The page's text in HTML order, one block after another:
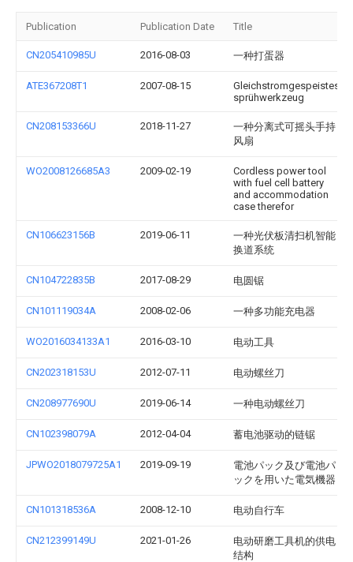
Publication Publication Date Title
CN205410985U 2016-08-03 一种打蛋器
ATE367208T1 2007-08-15
Gleichstromgespeistes
sprühwerkzeug
CN208153366U 2018-11-27
一种分离式可摇头手持
风扇
WO2008126685A3 2009-02-19
Cordless power tool
with fuel cell battery
and accommodation
case therefor
CN106623156B 2019-06-11
一种光伏板清扫机智能
换道系统
CN104722835B 2017-08-29 电圆锯
CN101119034A 2008-02-06 一种多功能充电器
WO2016034133A1 2016-03-10 电动工具
CN202318153U 2012-07-11 电动螺丝刀
CN208977690U 2019-06-14 一种电动螺丝刀
CN102398079A 2012-04-04 蓄电池驱动的链锯
JPWO2018079725A1 2019-09-19
電池パック及び電池パ
ックを用いた電気機器
CN101318536A 2008-12-10 电动自行车
CN212399149U 2021-01-26
电动研磨工具机的供电
结构